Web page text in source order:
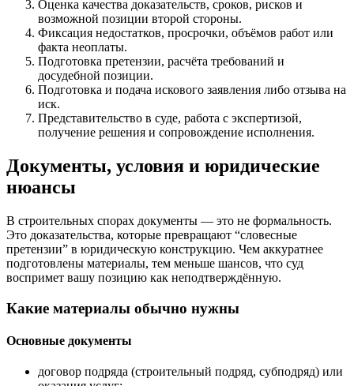
Оценка качества доказательств, сроков, рисков и
возможной позиции второй стороны.
Фиксация недостатков, просрочки, объёмов работ или
факта неоплаты.
Подготовка претензии, расчёта требований и
досудебной позиции.
Подготовка и подача искового заявления либо отзыва на
иск.
Представительство в суде, работа с экспертизой,
получение решения и сопровождение исполнения.
Документы, условия и юридические
нюансы
В строительных спорах документы — это не формальность.
Это доказательства, которые превращают “словесные
претензии” в юридическую конструкцию. Чем аккуратнее
подготовлены материалы, тем меньше шансов, что суд
воспримет вашу позицию как неподтверждённую.
Какие материалы обычно нужны
Основные документы
договор подряда (строительный подряд, субподряд) или